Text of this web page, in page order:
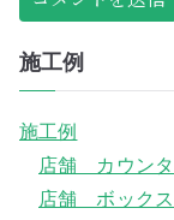
施工例
施工例
店舗 カウンタ
店舗 ボックス